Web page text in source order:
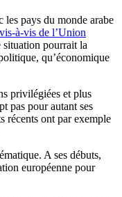
les pays du monde arabe
à-vis de l’Union
situation pourrait la
qu’économique
privilégiées et plus
pas pour autant ses
récents ont par exemple
A ses débuts,
européenne pour